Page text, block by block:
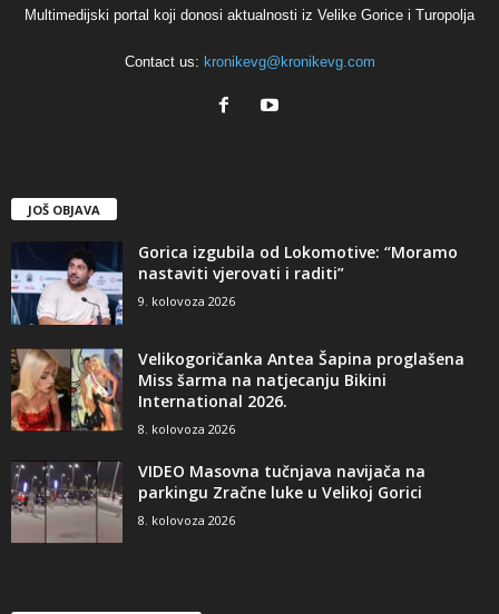
Multimedijski portal koji donosi aktualnosti iz Velike Gorice i Turopolja
Contact us: kronikevg@kronikevg.com
JOŠ OBJAVA
Gorica izgubila od Lokomotive: “Moramo
nastaviti vjerovati i raditi”
9. kolovoza 2026
Velikogoričanka Antea Šapina proglašena
Miss šarma na natjecanju Bikini
International 2026.
8. kolovoza 2026
VIDEO Masovna tučnjava navijača na
parkingu Zračne luke u Velikoj Gorici
8. kolovoza 2026